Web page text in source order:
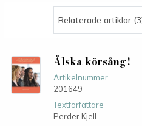
Relaterade artiklar
Älska körsång!
Artikelnummer
201649
Textförfattare
Perder Kjell